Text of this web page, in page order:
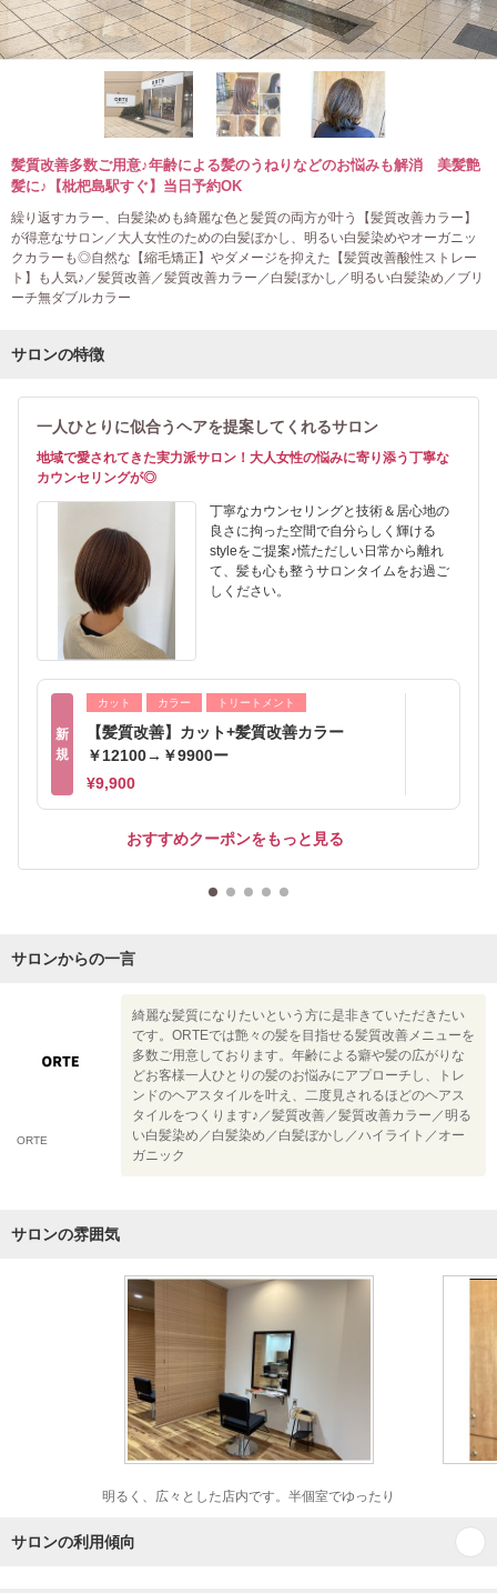
髪質改善多数ご用意♪年齢による髪のうねりなどのお悩みも解消 美髪艶
髪に♪【枇杷島駅すぐ】当日予約OK
繰り返すカラー、白髪染めも綺麗な色と髪質の両方が叶う【髪質改善カラー】
が得意なサロン／大人女性のための白髪ぼかし、明るい白髪染めやオーガニッ
クカラーも◎自然な【縮毛矯正】やダメージを抑えた【髪質改善酸性ストレー
ト】も人気♪／髪質改善／髪質改善カラー／白髪ぼかし／明るい白髪染め／ブリ
ーチ無ダブルカラー
サロンの特徴
一人ひとりに似合うヘアを提案してくれるサロン
地域で愛されてきた実力派サロン！大人女性の悩みに寄り添う丁寧な
カウンセリングが◎
丁寧なカウンセリングと技術＆居心地の
良さに拘った空間で自分らしく輝ける
styleをご提案♪慌ただしい日常から離れ
て、髪も心も整うサロンタイムをお過ご
しください。
新
規
カット カラー トリートメント
【髪質改善】カット+髪質改善カラー
￥12100→￥9900ー
¥9,900
おすすめクーポンをもっと見る
サロンからの一言
ORTE
綺麗な髪質になりたいという方に是非きていただきたい
です。ORTEでは艶々の髪を目指せる髪質改善メニューを
多数ご用意しております。年齢による癖や髪の広がりな
どお客様一人ひとりの髪のお悩みにアプローチし、トレ
ンドのヘアスタイルを叶え、二度見されるほどのヘアス
タイルをつくります♪／髪質改善／髪質改善カラー／明る
い白髪染め／白髪染め／白髪ぼかし／ハイライト／オー
ガニック
サロンの雰囲気
明るく、広々とした店内です。半個室でゆったり
サロンの利用傾向